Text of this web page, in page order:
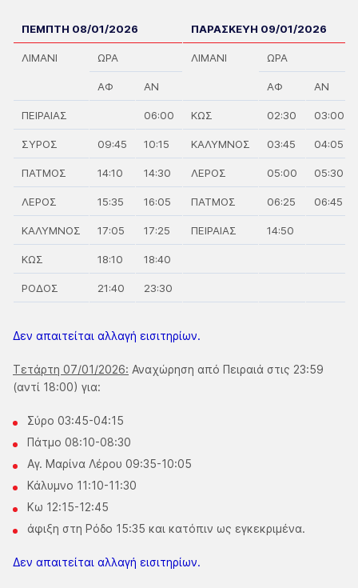
ΠΕΜΠΤΗ 08/01/2026 ΠΑΡΑΣΚΕΥΗ 09/01/2026
ΛΙΜΑΝΙ ΩΡΑ ΛΙΜΑΝΙ ΩΡΑ
ΑΦ ΑΝ ΑΦ ΑΝ
ΠΕΙΡΑΙΑΣ 06:00 ΚΩΣ 02:30 03:00
ΣΥΡΟΣ 09:45 10:15 ΚΑΛΥΜΝΟΣ 03:45 04:05
ΠΑΤΜΟΣ 14:10 14:30 ΛΕΡΟΣ 05:00 05:30
ΛΕΡΟΣ 15:35 16:05 ΠΑΤΜΟΣ 06:25 06:45
ΚΑΛΥΜΝΟΣ 17:05 17:25 ΠΕΙΡΑΙΑΣ 14:50
ΚΩΣ 18:10 18:40
ΡΟΔΟΣ 21:40 23:30
Δεν απαιτείται αλλαγή εισιτηρίων.
Τετάρτη 07/01/2026: Αναχώρηση από Πειραιά στις 23:59
(αντί 18:00) για:
Σύρο 03:45-04:15
Πάτμο 08:10-08:30
Αγ. Μαρίνα Λέρου 09:35-10:05
Κάλυμνο 11:10-11:30
Κω 12:15-12:45
άφιξη στη Ρόδο 15:35 και κατόπιν ως εγκεκριμένα.
Δεν απαιτείται αλλαγή εισιτηρίων.